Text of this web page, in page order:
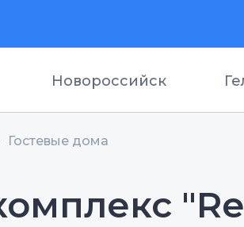
Новороссийск
Гостевые дома